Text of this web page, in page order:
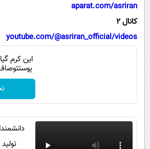
محیط زیست
سلامت
بین الملل
حیات وحش
aparat.com/asriran
کانال 2
youtube.com/@asriran_official/videos
این کرم
پوستتوصاف